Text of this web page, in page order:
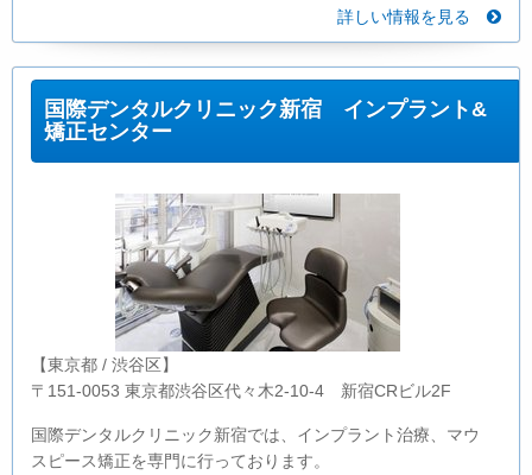
詳しい情報を見る
国際デンタルクリニック新宿 インプラント&
矯正センター
【東京都 / 渋谷区】
〒151-0053 東京都渋谷区代々木2-10-4 新宿CRビル2F
国際デンタルクリニック新宿では、インプラント治療、マウ
スピース矯正を専門に行っております。